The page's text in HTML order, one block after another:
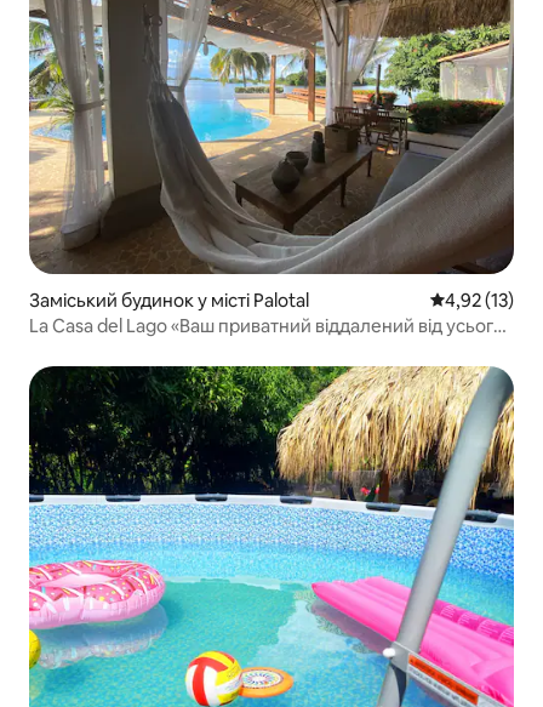
Заміський будинок у місті Palotal Середня
4,92 (13)
La Casa del Lago «Ваш приватний віддалений від усього